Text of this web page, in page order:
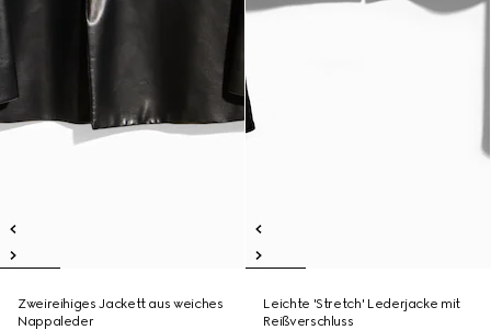
Zweireihiges Jackett aus weiches
Nappaleder
Leichte 'Stretch' Lederjacke mit
Reißverschluss